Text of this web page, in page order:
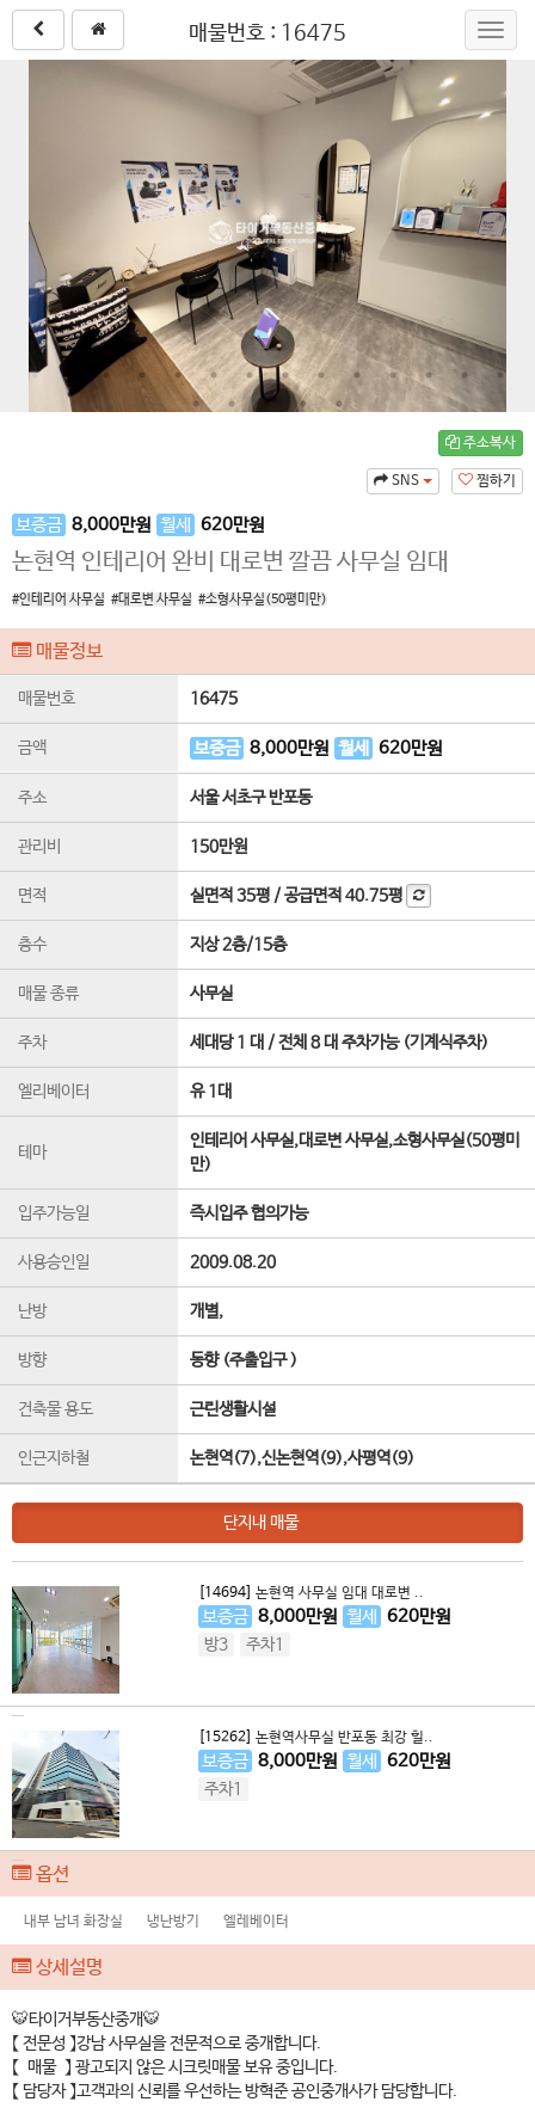
매물번호 : 16475
주소복사
찜하기
SNS
보증금 8,000만원 월세 620만원
논현역 인테리어 완비 대로변 깔끔 사무실 임대
#인테리어 사무실 #대로변 사무실 #소형사무실(50평미만)
매물정보
매물번호 16475
금액 보증금 8,000만원 월세 620만원
주소 서울 서초구 반포동
관리비 150만원
면적 실면적35평 /공급면적40.75평
층수 지상 2층/15층
매물 종류 사무실
주차 세대당 1 대 / 전체 8 대 주차가능 (기계식주차)
엘리베이터 유 1 대
테마
인테리어 사무실,대로변 사무실,소형사무실(50평미
만)
입주가능일 즉시입주 협의가능
사용승인일 2009.08.20
난방 개별,
방향 동향 (주출입구 )
건축물 용도 근린생활시설
인근지하철 논현역(7),신논현역(9),사평역(9)
단지내 매물
[14694] 논현역 사무실 임대 대로변 ..
보증금 8,000만원 월세 620만원
방3 주차1
[15262] 논현역사무실 반포동 최강 힐..
보증금 8,000만원 월세 620만원
주차1
옵션
내부 남녀 화장실 냉난방기 엘레베이터
상세설명
🐯타이거부동산중개🐯
【 전문성 】강남 사무실을 전문적으로 중개합니다.
【 매물 】 광고되지 않은 시크릿매물 보유 중입니다.
【 담당자 】고객과의 신뢰를 우선하는 방혁준 공인중개사가 담당합니다.